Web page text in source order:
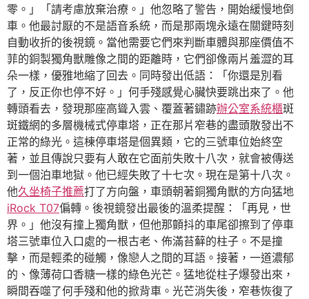
零。」「請考慮放棄治療。」他忽略了警告，開始緩慢地倒
車。他最討厭的不是語音系統，而是那兩塊永遠在關鍵時刻
自動收折的後視鏡。當他需要它們來判斷車體與那座價值不
菲的銅製獨角獸雕像之間的距離時，它們卻像兩片羞澀的耳
朵一樣，優雅地縮了回去。同時發出低語：「你還是別看
了，反正你也停不好。」何手殘感覺心臟快要跳出來了。他
轉頭看去，發現那座高聳入雲、覆蓋著鏽跡辦公室系統櫃斑
斑鐵網的多層機械式停車塔，正在那片窄巷的盡頭散發出不
正常的綠光。這棟停車塔是個異類，它的三號車位始終空
著，並且傳說只要有人敢在它面前失敗十八次，就會被傳送
到一個泊車地獄。他已經失敗了十七次。現在是第十八次。
他久坐椅子推薦打了方向盤，車頭朝著銅獨角獸的方向猛地
iRock T07偏轉。後視鏡發出最後的溫柔提醒：「再見，世
界。」他沒有撞上獨角獸，但他那顫抖的車尾卻擦到了停車
塔三號車位入口處的一根古老、佈滿苔蘚的柱子。不是撞
擊，而是輕柔的碰觸，像戀人之間的耳語。接著，一道濃郁
的、像薄荷口香糖一樣的綠色光芒。猛地從柱子爆發出來，
瞬間吞噬了何手殘和他的掀背車。光芒消失後，窄巷恢復了